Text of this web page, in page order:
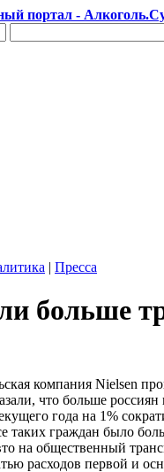
портал -
| Пресса
больше
компания Nielsen
что больше
года на 1%
граждан было
на общественный
расходов первой и